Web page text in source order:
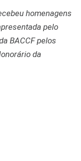
homenagens
pelo
BACCF pelos
da